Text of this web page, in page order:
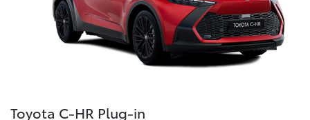
Toyota C-HR Plug-in